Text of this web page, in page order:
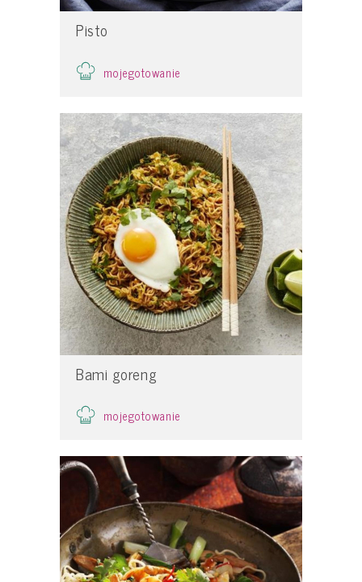
Pisto
mojegotowanie
Bami goreng
mojegotowanie